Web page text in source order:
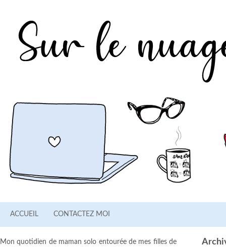
ACCUEIL CONTACTEZ MOI
Mon quotidien de maman solo entourée de mes filles de